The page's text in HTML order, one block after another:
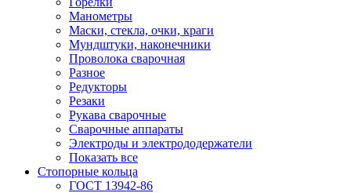
Манометры
Маски, стекла, очки, краги
Мундштуки, наконечники
Проволока сварочная
Разное
Редукторы
Резаки
Рукава сварочные
Сварочные аппараты
Электроды и электрододержатели
Показать все
Стопорные кольца
ГОСТ 13942-86